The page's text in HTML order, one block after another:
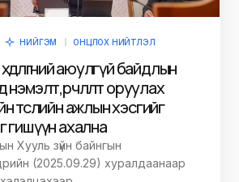
НИЙГЭМ
ОНЦЛОХ НИЙТЛЭЛ
аюулгүй байдлын
өөрчлөлт оруулах
төслийн ажлын хэсгийг
гишүүн ахална
Хууль зүйн байнгын
(2025.09.29) хуралдаанаар